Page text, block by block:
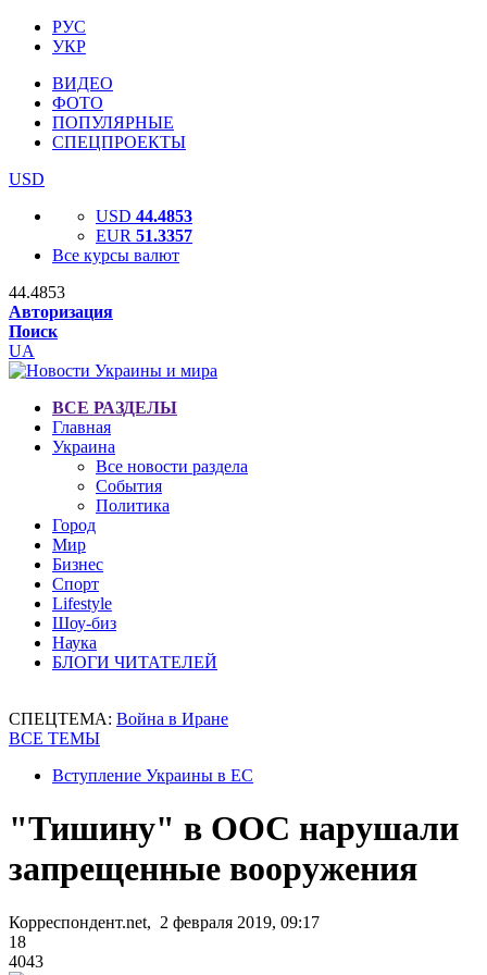
РУС
УКР
ВИДЕО
ФОТО
ПОПУЛЯРНЫЕ
СПЕЦПРОЕКТЫ
USD
USD 44.4853
EUR 51.3357
Все курсы валют
44.4853
Авторизация
Поиск
UA
ВСЕ РАЗДЕЛЫ
Главная
Украина
Все новости раздела
События
Политика
Город
Мир
Бизнес
Спорт
Lifestyle
Шоу-биз
Наука
БЛОГИ ЧИТАТЕЛЕЙ
СПЕЦТЕМА: Война в Иране
ВСЕ ТЕМЫ
Вступление Украины в ЕС
"Тишину" в ООС нарушали
запрещенные вооружения
Корреспондент.net, 2 февраля 2019, 09:17
18
4043